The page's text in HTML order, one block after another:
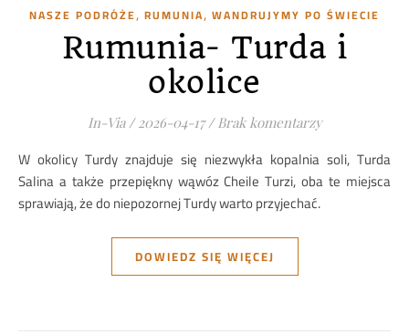
NASZE PODRÓŻE, RUMUNIA, WANDRUJYMY PO ŚWIECIE
Rumunia- Turda i
okolice
In-Via / 2026-04-17 / Brak komentarzy
W okolicy Turdy znajduje się niezwykła kopalnia soli, Turda
Salina a także przepiękny wąwóz Cheile Turzi, oba te miejsca
sprawiają, że do niepozornej Turdy warto przyjechać.
DOWIEDZ SIĘ WIĘCEJ